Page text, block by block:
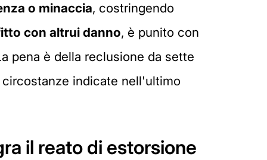
o minaccia, costringendo
con altrui danno, è punito con
pena è della reclusione da sette
circostanze indicate nell'ultimo
il reato di estorsione